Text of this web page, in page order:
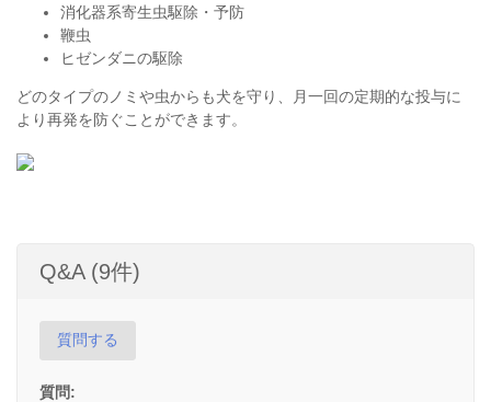
消化器系寄生虫駆除・予防
鞭虫
ヒゼンダニの駆除
どのタイプのノミや虫からも犬を守り、月一回の定期的な投与に
より再発を防ぐことができます。
Q&A (9件)
質問する
質問: